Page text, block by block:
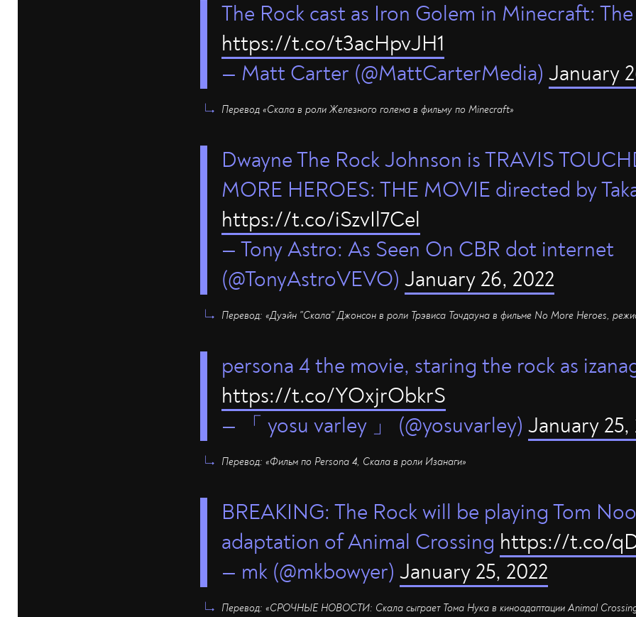
The Rock cast as Iron Golem in Minecraft:
https://t.co/t3acHpvJH1
— Matt Carter (@MattCarterMedia) January
Перевод «Скала в роли Железного голема в фильму по Minecraft»
Dwayne The Rock Johnson is TRAVIS
MORE HEROES: THE MOVIE directed by
https://t.co/iSzvIl7Cel
— Tony Astro: As Seen On CBR dot internet
(@TonyAstroVEVO) January 26, 2022
Перевод: «Дуэйн "Скала" Джонсон в роли Трэвиса Тачдауна в фильме No More Heroes,
persona 4 the movie, staring the rock as
https://t.co/YOxjrObkrS
— 「 yosu varley 」 (@yosuvarley) January 25,
Перевод: «Фильм по Persona 4, Скала в роли Изанаги»
BREAKING: The Rock will be playing Tom
adaptation of Animal Crossing https://t.co/
— mk (@mkbowyer) January 25, 2022
Перевод: «СРОЧНЫЕ НОВОСТИ: Скала сыграет Тома Нука в киноадаптации Animal